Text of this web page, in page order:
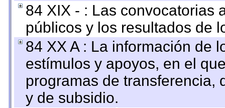
84 XIX - : Las convocatorias
públicos y los resultados de
84 XX A : La información de
estímulos y apoyos, en el
programas de transferencia,
y de subsidio.